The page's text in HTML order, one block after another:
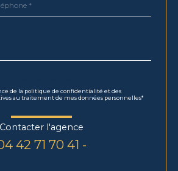
de la politique de confidentialité et des
au traitement de mes données personnelles*
Contacter l'agence
42 71 70 41 -